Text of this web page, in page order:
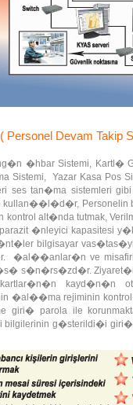
Devam Takip
�hbar Sistemi, Kartl�
Sistemi, Yazar Kasa Pos
ses tan�ma sistemleri
kullan��l�d�r,
kontrol alt�nda tutmak,
�nleyici kapasitesi
bilgisayar
�al��anlar�n ve
s�n�rs�zd�r.
kayd�n�n
�al��ma rejiminin
giri� parola ile
g�sterildi�i giri�